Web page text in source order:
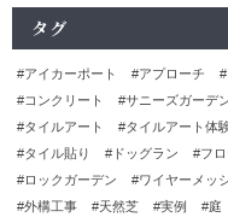
タグ
アイカーポート アプローチ
コンクリート
サニーズガーデ
タイルアート
タイルアート体
タイル貼り
ドッグラン フ
ロックガーデン
ワイヤーメッ
外構工事
天然芝 実例 庭